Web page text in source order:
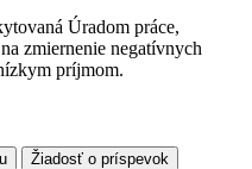
Úradom práce,
zmiernenie negatívnych
príjmom.
Žiadosť o príspevok